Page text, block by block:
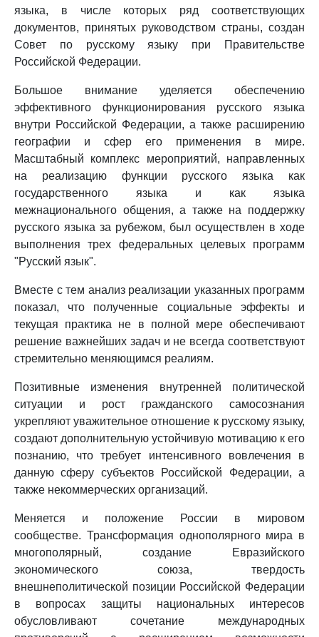
языка, в числе которых ряд соответствующих
документов, принятых руководством страны, создан
Совет по русскому языку при Правительстве
Российской Федерации.
Большое внимание уделяется обеспечению
эффективного функционирования русского языка
внутри Российской Федерации, а также расширению
географии и сфер его применения в мире.
Масштабный комплекс мероприятий, направленных
на реализацию функции русского языка как
государственного языка и как языка
межнационального общения, а также на поддержку
русского языка за рубежом, был осуществлен в ходе
выполнения трех федеральных целевых программ
"Русский язык".
Вместе с тем анализ реализации указанных программ
показал, что полученные социальные эффекты и
текущая практика не в полной мере обеспечивают
решение важнейших задач и не всегда соответствуют
стремительно меняющимся реалиям.
Позитивные изменения внутренней политической
ситуации и рост гражданского самосознания
укрепляют уважительное отношение к русскому языку,
создают дополнительную устойчивую мотивацию к его
познанию, что требует интенсивного вовлечения в
данную сферу субъектов Российской Федерации, а
также некоммерческих организаций.
Меняется и положение России в мировом
сообществе. Трансформация однополярного мира в
многополярный, создание Евразийского
экономического союза, твердость
внешнеполитической позиции Российской Федерации
в вопросах защиты национальных интересов
обусловливают сочетание международных